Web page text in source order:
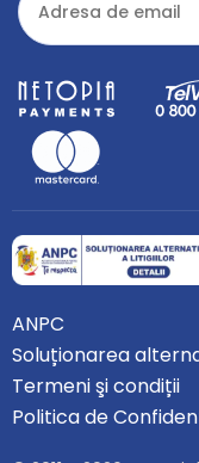
ANPC
Soluționarea
Termeni şi condiții
Politica de